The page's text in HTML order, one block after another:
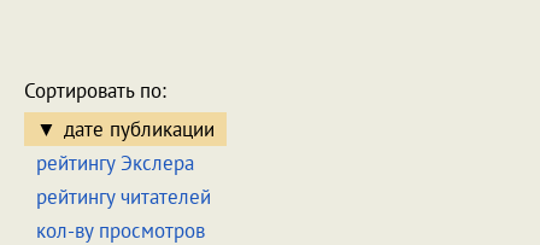
Сортировать по:
дате публикации
рейтингу Экслера
рейтингу читателей
кол-ву просмотров